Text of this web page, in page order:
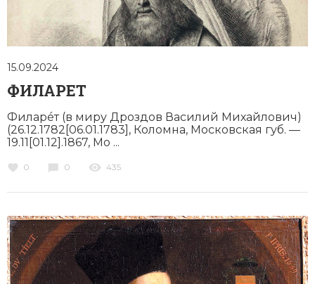
15.09.2024
ФИЛАРЕТ
Филарéт (в миру Дроздов Василий Михайлович)
(26.12.1782[06.01.1783], Коломна, Московская губ. —
19.11[01.12].1867, Мо ...
0 0 435